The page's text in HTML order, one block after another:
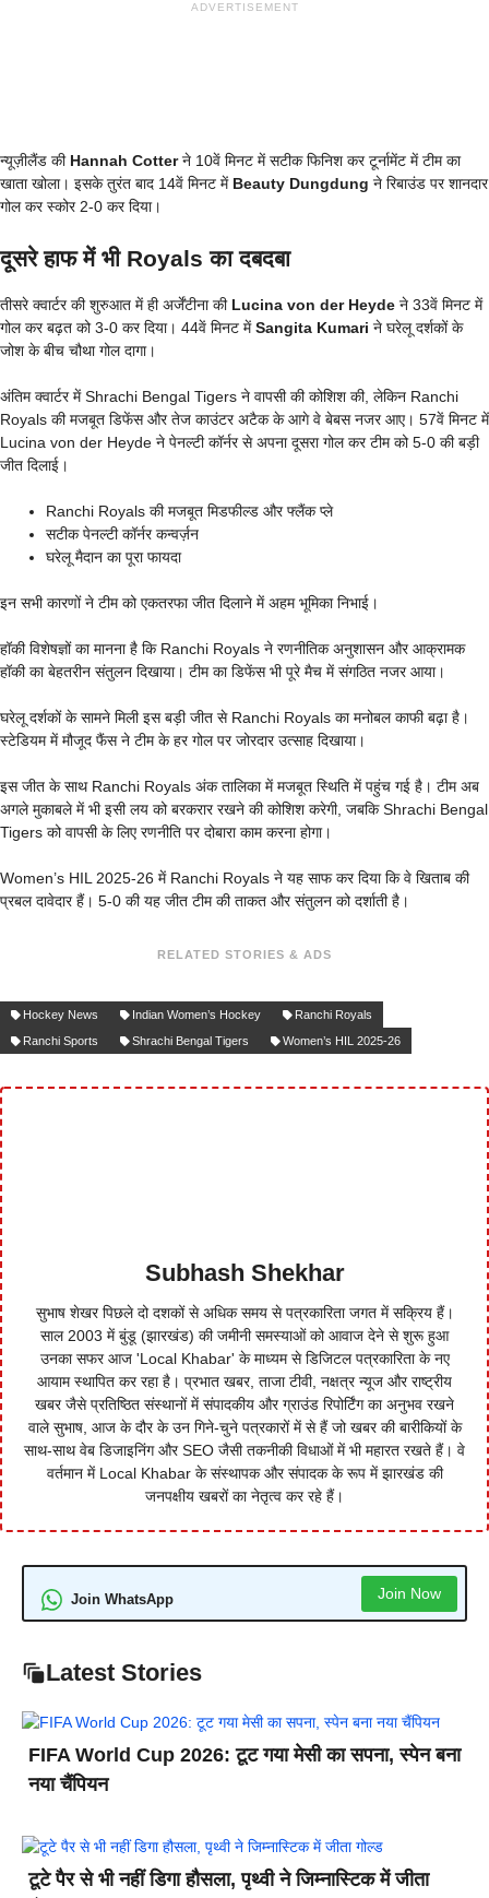
ADVERTISEMENT
न्यूज़ीलैंड की Hannah Cotterने 10वें मिनट में सटीक फिनिश कर टूर्नामेंट में टीम का
खाता खोला। इसके तुरंत बाद 14वें मिनट में Beauty Dungdung ने रिबाउंड पर शानदार
गोल कर स्कोर 2-0 कर दिया।
दूसरे हाफ में भी Royals का दबदबा
तीसरे क्वार्टर की शुरुआत में ही अर्जेंटीना की Lucina von der Heyde ने 33वें मिनट में
गोल कर बढ़त को 3-0 कर दिया। 44वें मिनट मेंSangita Kumari ने घरेलू दर्शकों के
जोश के बीच चौथा गोल दागा।
अंतिम क्वार्टर में Shrachi Bengal Tigers ने वापसी की कोशिश की, लेकिन Ranchi
Royals की मजबूत डिफेंस और तेज काउंटर अटैक के आगे वे बेबस नजर आए। 57वें मिनट में
Lucina von der Heyde ने पेनल्टी कॉर्नर से अपना दूसरा गोल कर टीम को 5-0 की बड़ी
जीत दिलाई।
Ranchi Royals की मजबूत मिडफील्ड और फ्लैंक प्ले
सटीक पेनल्टी कॉर्नर कन्वर्ज़न
घरेलू मैदान का पूरा फायदा
इन सभी कारणों ने टीम को एकतरफा जीत दिलाने में अहम भूमिका निभाई।
हॉकी विशेषज्ञों का मानना है कि Ranchi Royals ने रणनीतिक अनुशासन और आक्रामक
हॉकी का बेहतरीन संतुलन दिखाया। टीम का डिफेंस भी पूरे मैच में संगठित नजर आया।
घरेलू दर्शकों के सामने मिली इस बड़ी जीत से Ranchi Royals का मनोबल काफी बढ़ा है।
स्टेडियम में मौजूद फैंस ने टीम के हर गोल पर जोरदार उत्साह दिखाया।
इस जीत के साथ Ranchi Royals अंक तालिका में मजबूत स्थिति में पहुंच गई है। टीम अब
अगले मुकाबले में भी इसी लय को बरकरार रखने की कोशिश करेगी, जबकि Shrachi Bengal
Tigers को वापसी के लिए रणनीति पर दोबारा काम करना होगा।
Women’s HIL 2025-26 में Ranchi Royals ने यह साफ कर दिया कि वे खिताब की
प्रबल दावेदार हैं। 5-0 की यह जीत टीम की ताकत और संतुलन को दर्शाती है।
RELATED STORIES & ADS
Hockey News Indian Women’s Hockey
Ranchi Royals
Ranchi Sports
Shrachi Bengal Tigers Women’s HIL 2025-26
Subhash Shekhar
सुभाष शेखर पिछले दो दशकों से अधिक समय से पत्रकारिता जगत में सक्रिय हैं।
साल 2003 में बुंडू (झारखंड) की जमीनी समस्याओं को आवाज देने से शुरू हुआ
उनका सफर आज 'Local Khabar' के माध्यम से डिजिटल पत्रकारिता के नए
आयाम स्थापित कर रहा है। प्रभात खबर, ताजा टीवी, नक्षत्र न्यूज और राष्ट्रीय
खबर जैसे प्रतिष्ठित संस्थानों में संपादकीय और ग्राउंड रिपोर्टिंग का अनुभव रखने
वाले सुभाष, आज के दौर के उन गिने-चुने पत्रकारों में से हैं जो खबर की बारीकियों के
साथ-साथ वेब डिजाइनिंग और SEO जैसी तकनीकी विधाओं में भी महारत रखते हैं। वे
वर्तमान में Local Khabar के संस्थापक और संपादक के रूप में झारखंड की
जनपक्षीय खबरों का नेतृत्व कर रहे हैं।
Join WhatsApp Join Now
Latest Stories
FIFA World Cup 2026: टूट गया मेसी का सपना, स्पेन बना
नया चैंपियन
टूटे पैर से भी नहीं डिगा हौसला, पृथ्वी ने जिम्नास्टिक में जीता